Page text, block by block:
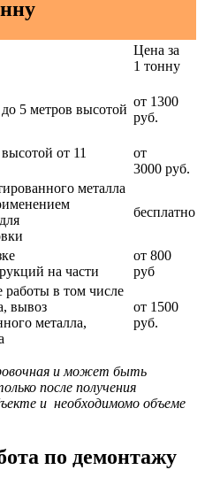
Цена за
1 тонну
5 метров высотой
от 1300
руб.
от 11
от
3000 руб.
металла
бесплатно
на части
от 800
руб
в том числе
вывоз
металла,
от 1500
руб.
и может быть
после получения
и необходимомо объеме
по демонтажу